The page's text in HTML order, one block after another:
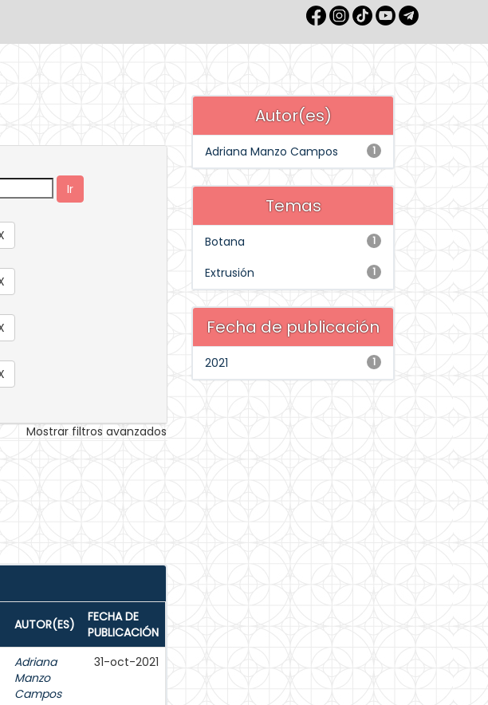
Mostrar filtros avanzados
AUTOR(ES)
FECHA DE
PUBLICACIÓN
Adriana
Manzo
Campos
31-oct-2021
Autor(es)
1
Adriana Manzo Campos
Temas
1
Botana
1
Extrusión
Fecha de publicación
1
2021